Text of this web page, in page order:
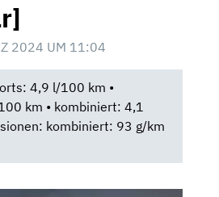
2024 UM 11:04
4,9 l/100 km •
km • kombiniert: 4,1
kombiniert: 93 g/km